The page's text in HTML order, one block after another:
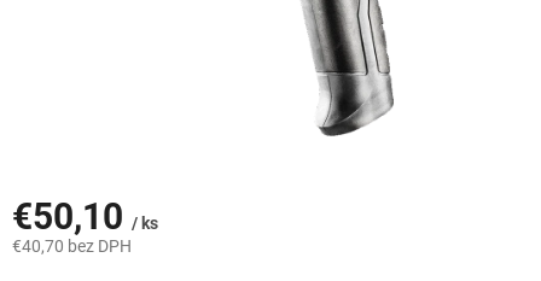
€50,10 / ks
€40,70 bez DPH